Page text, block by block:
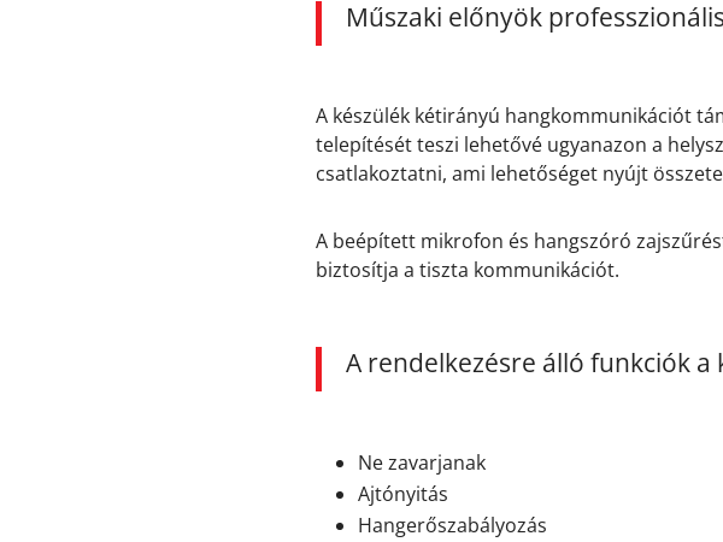
Műszaki előnyök
A készülék kétirányú hangkommunikációt
telepítését teszi lehetővé ugyanazon a
csatlakoztatni, ami lehetőséget nyújt
A beépített mikrofon és hangszóró
biztosítja a tiszta kommunikációt.
A rendelkezésre álló funkciók a
Ne zavarjanak
Ajtónyitás
Hangerőszabályozás